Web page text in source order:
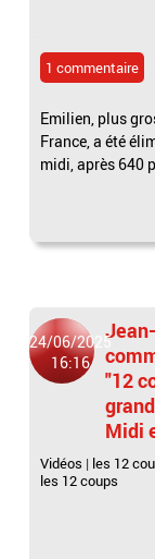
1 commentaire
Emilien, plus
France, a été
midi, après 640
24/06/2025
16:16
"12
Midi
Vidéos | les 12
les 12 coups